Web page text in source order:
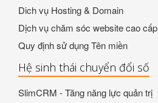
Dich vụ Hosting & Domain
Dịch vụ chăm sóc website cao cấp
Quy định sử dụng Tên miền
Hệ sinh thái chuyển đổi số
SlimCRM - Tăng năng lực quản trị